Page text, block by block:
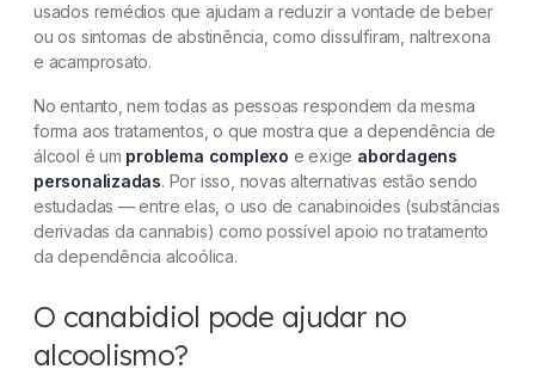
usados remédios que ajudam a reduzir a vontade de beber
ou os sintomas de abstinência, como dissulfiram, naltrexona
e acamprosato.
No entanto, nem todas as pessoas respondem da mesma
forma aos tratamentos, o que mostra que a dependência de
álcool é um problema complexo e exige abordagens
personalizadas. Por isso, novas alternativas estão sendo
estudadas — entre elas, o uso de canabinoides (substâncias
derivadas da cannabis) como possível apoio no tratamento
da dependência alcoólica.
O canabidiol pode ajudar no
alcoolismo?